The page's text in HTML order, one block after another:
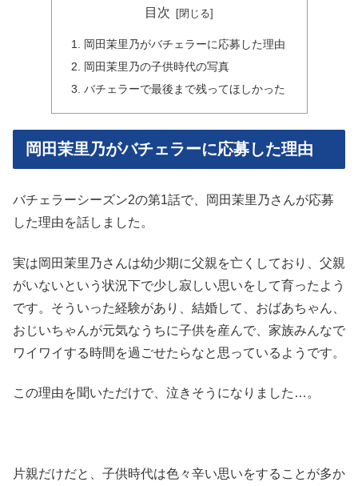
目次
岡田茉里乃がバチェラーに応募した理由
岡田茉里乃の子供時代の写真
バチェラーで最後まで残ってほしかった
岡田茉里乃がバチェラーに応募した理由
バチェラーシーズン2の第1話で、岡田茉里乃さんが応募
した理由を話しました。
実は岡田茉里乃さんは幼少期に父親を亡くしており、父親
がいないという状況下で少し寂しい思いをして育ったよう
です。そういった経験があり、結婚して、おばあちゃん、
おじいちゃんが元気なうちに子供を産んで、家族みんなで
ワイワイする時間を過ごせたらなと思っているようです。
この理由を聞いただけで、泣きそうになりました…。
片親だけだと、子供時代は色々辛い思いをすることが多か